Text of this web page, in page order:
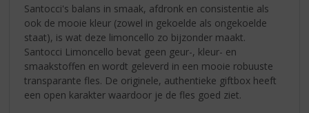
Santocci's balans in smaak, afdronk en consistentie als
ook de mooie kleur (zowel in gekoelde als ongekoelde
staat), is wat deze limoncello zo bijzonder maakt.
Santocci Limoncello bevat geen geur-, kleur- en
smaakstoffen en wordt geleverd in een mooie robuuste
transparante fles. De originele, authentieke giftbox heeft
een open karakter waardoor je de fles goed ziet.